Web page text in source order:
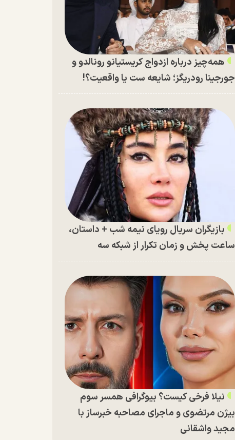
همه‌چیز درباره ازدواج کریستیانو رونالدو و
جورجینا رودریگز؛ شایعه ست یا واقعیت؟!
بازیگران سریال رویای نیمه شب + داستان،
ساعت پخش و زمان تکرار از شبکه سه
نیلا فرخی کیست؟ بیوگرافی همسر سوم
بیژن مرتضوی و ماجرای مصاحبه خبرساز با
مجید واشقانی